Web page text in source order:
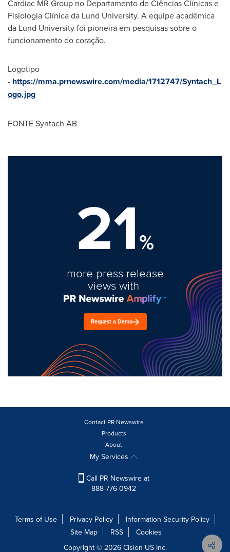
Cardiac MR Group no Departamento de Ciências Clínicas e
Fisiologia Clínica da Lund University. A equipe acadêmica
da Lund University foi pioneira em pesquisas sobre o
funcionamento do coração.
Logotipo
- https://mma.prnewswire.com/media/1712747/Syntach_L
ogo.jpg
FONTE Syntach AB
21%
more press release
views with
Request a Demo
Contact PR Newswire
Products
About
My Services
Call PR Newswire at
888-776-0942
Terms of Use Privacy Policy
Information Security Policy
Site Map
RSS
Cookies
Copyright © 2026 Cision US Inc.